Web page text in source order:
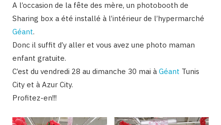
A l’occasion de la fête des mère, un photobooth de
Sharing box a été installé à l’intérieur de l’hypermarché
Géant.
Donc il suffit d’y aller et vous avez une photo maman
enfant gratuite.
C’est du vendredi 28 au dimanche 30 mai à Géant Tunis
City et à Azur City.
Profitez-en!!!